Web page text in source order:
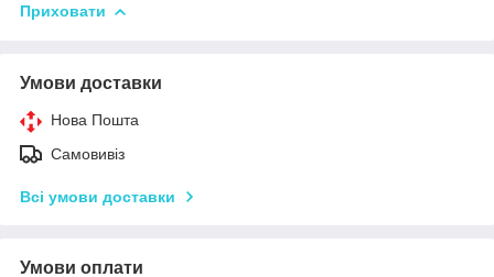
Приховати
Умови доставки
Нова Пошта
Самовивіз
Всі умови доставки
Умови оплати